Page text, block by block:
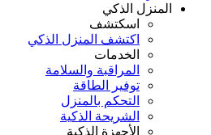
الذكي
اسكتشف
اكتشف المنزل الذكي
الخدمات
المراقبة والسلامة
توفير الطاقة
التحكم بالمنزل
الشريحة الذكية
الأجهزة الذكية